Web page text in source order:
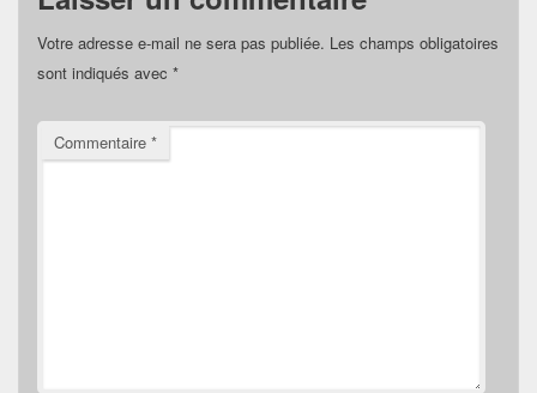
Votre adresse e-mail ne sera pas publiée. Les champs obligatoires
sont indiqués avec *
Commentaire *